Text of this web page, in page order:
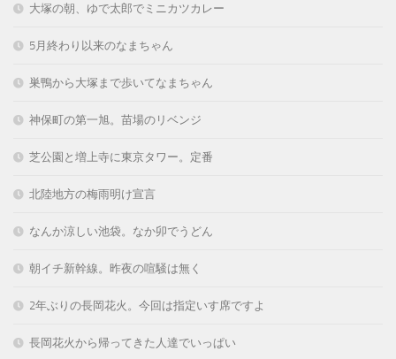
大塚の朝、ゆで太郎でミニカツカレー
5月終わり以来のなまちゃん
巣鴨から大塚まで歩いてなまちゃん
神保町の第一旭。苗場のリベンジ
芝公園と増上寺に東京タワー。定番
北陸地方の梅雨明け宣言
なんか涼しい池袋。なか卯でうどん
朝イチ新幹線。昨夜の喧騒は無く
2年ぶりの長岡花火。今回は指定いす席ですよ
長岡花火から帰ってきた人達でいっぱい